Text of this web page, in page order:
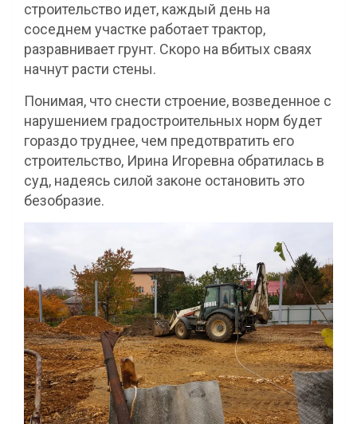
строительство идет, каждый день на
соседнем участке работает трактор,
разравнивает грунт. Скоро на вбитых сваях
начнут расти стены.
Понимая, что снести строение, возведенное с
нарушением градостроительных норм будет
гораздо труднее, чем предотвратить его
строительство, Ирина Игоревна обратилась в
суд, надеясь силой законе остановить это
безобразие.